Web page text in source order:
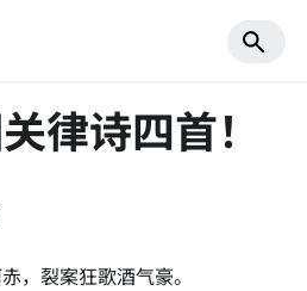
律诗四首！
，裂案狂歌酒气豪。